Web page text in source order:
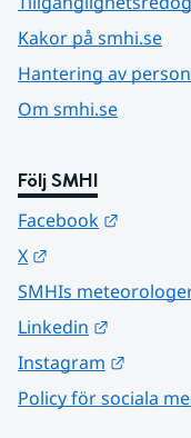
Kakor på smhi.se
Hantering av
Om smhi.se
Följ SMHI
Facebook
X
SMHIs
Linkedin
Instagram
Policy för sociala